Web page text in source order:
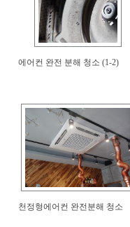
에어컨 완전 분해 청소 (1-2)
천정형에어컨 완전분해 청소